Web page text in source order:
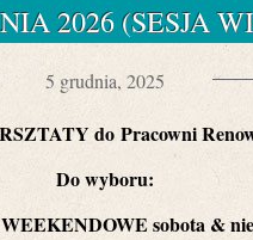
2026 (SESJA
5 grudnia, 2025
doPracowni
Do wyboru:
sobota &